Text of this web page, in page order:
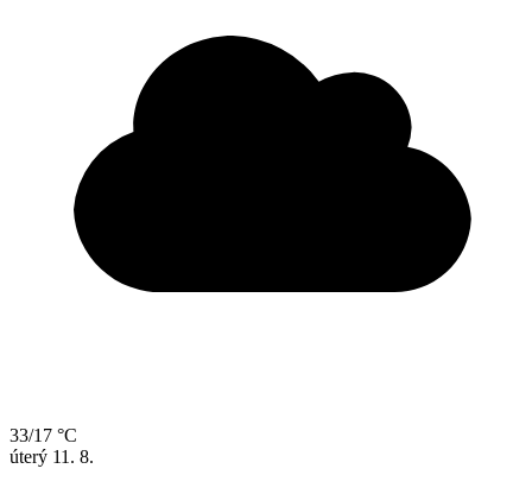
33/17 °C
úterý 11. 8.